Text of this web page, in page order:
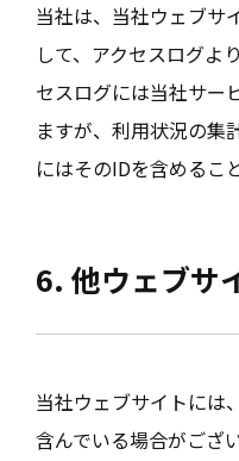
当社は、当社ウェブサ
して、アクセスログよ
セスログには当社サー
ますが、利用状況の集
にはそのIDを含めるこ
6. 他ウェブサ
当社ウェブサイトには
含んでいる場合がござ